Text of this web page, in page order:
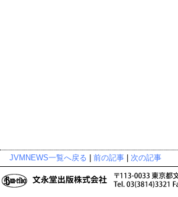
JVMNEWS一覧へ戻る 前の記事 次の記事